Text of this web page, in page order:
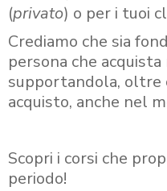
(privato) o per i tuoi
Crediamo che sia
persona che
supportandola, oltre
acquisto, anche nel
Scopri i corsi che
periodo!